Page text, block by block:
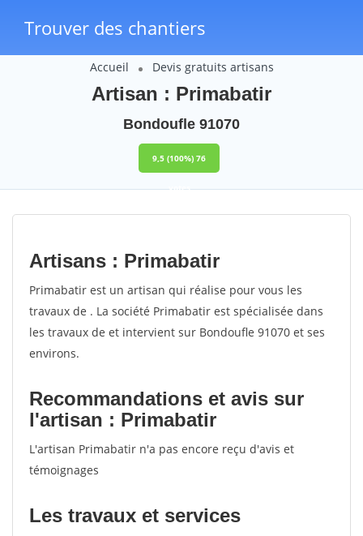
Trouver des chantiers
Accueil Devis gratuits artisans
Artisan : Primabatir
Bondoufle 91070
9,5 (100%) 76
votes
Artisans : Primabatir
Primabatir est un artisan qui réalise pour vous les
travaux de . La société Primabatir est spécialisée dans
les travaux de et intervient sur Bondoufle 91070 et ses
environs.
Recommandations et avis sur
l'artisan : Primabatir
L'artisan Primabatir n'a pas encore reçu d'avis et
témoignages
Les travaux et services